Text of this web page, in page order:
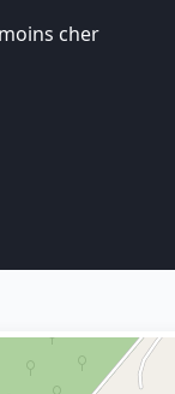
cher